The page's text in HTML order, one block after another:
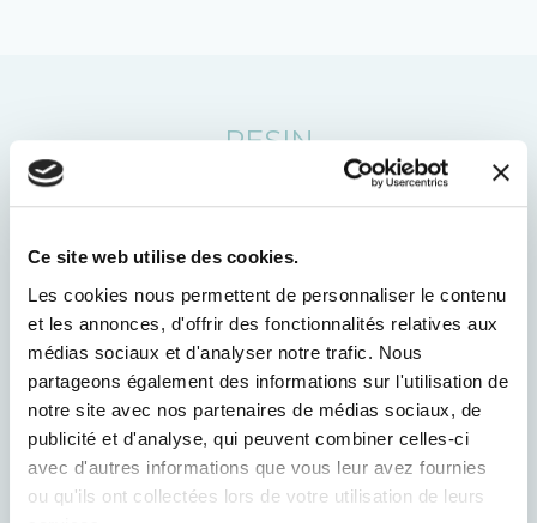
Ce site web utilise des cookies.
Les cookies nous permettent de personnaliser le contenu
et les annonces, d'offrir des fonctionnalités relatives aux
médias sociaux et d'analyser notre trafic. Nous
partageons également des informations sur l'utilisation de
notre site avec nos partenaires de médias sociaux, de
publicité et d'analyse, qui peuvent combiner celles-ci
avec d'autres informations que vous leur avez fournies
ou qu'ils ont collectées lors de votre utilisation de leurs
RESIN